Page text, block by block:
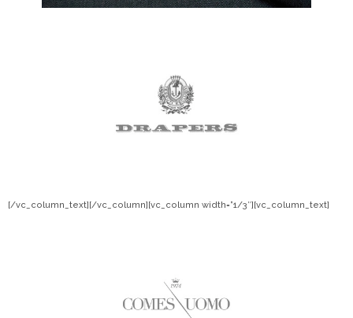
[/vc_column_text][/vc_column][vc_column width=”1/3″][vc_column_text]